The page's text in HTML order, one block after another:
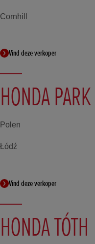
Cornhill
Vind deze verkoper
HONDA PARK
Polen
Łódź
Vind deze verkoper
HONDA TÓTH